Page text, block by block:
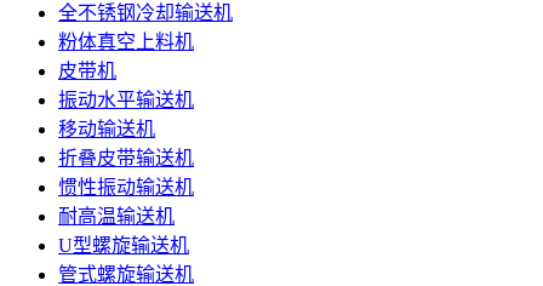
全不锈钢冷却输送机
粉体真空上料机
皮带机
振动水平输送机
移动输送机
折叠皮带输送机
惯性振动输送机
耐高温输送机
U型螺旋输送机
管式螺旋输送机